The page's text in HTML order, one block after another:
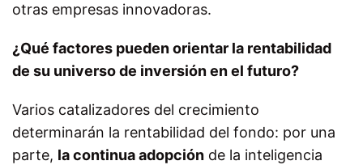
otras empresas innovadoras.
¿Qué factores pueden orientar la rentabilidad
de su universo de inversión en el futuro?
Varios catalizadores del crecimiento
determinarán la rentabilidad del fondo: por una
parte, la continua adopción de la inteligencia